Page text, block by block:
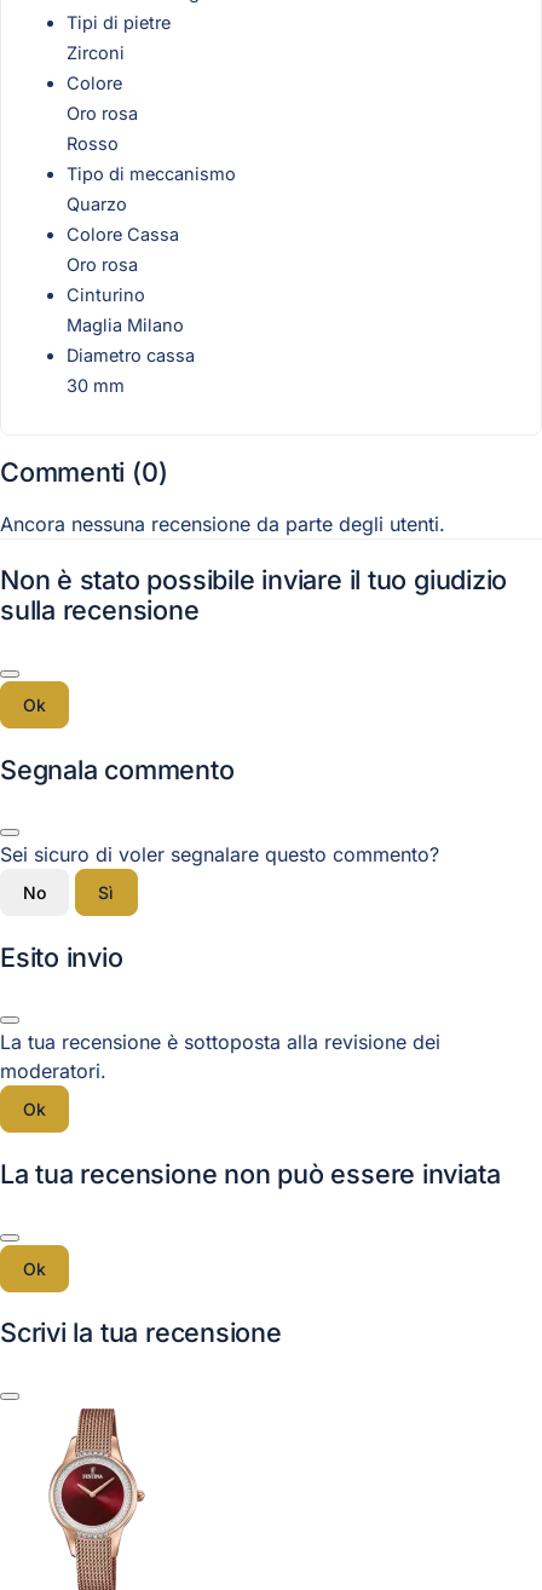
Tipi di pietre
Zirconi
Colore
Oro rosa
Rosso
Tipo di meccanismo
Quarzo
Colore Cassa
Oro rosa
Cinturino
Maglia Milano
Diametro cassa
30 mm
Commenti (0)
Ancora nessuna recensione da parte degli utenti.
Non è stato possibile inviare il tuo giudizio
sulla recensione
Ok
Segnala commento
Sei sicuro di voler segnalare questo commento?
No Sì
Esito invio
La tua recensione è sottoposta alla revisione dei
moderatori.
Ok
La tua recensione non può essere inviata
Ok
Scrivi la tua recensione